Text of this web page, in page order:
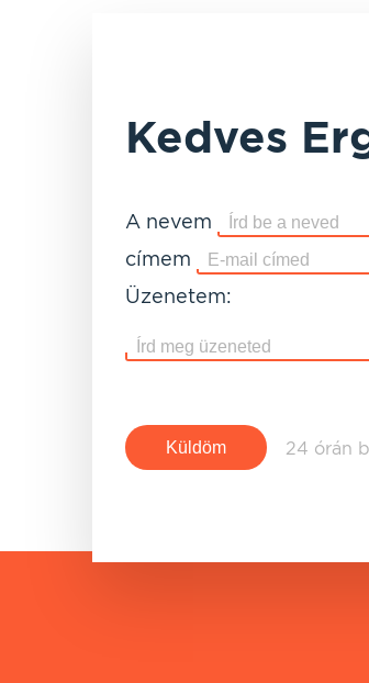
Kedves
A nevem
címem
Üzenetem:
24 órán